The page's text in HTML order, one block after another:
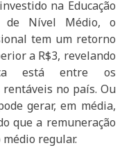
na Educação
de Nível Médio, o
tem um retorno
a R$3, revelando
está entre os
no país. Ou
gerar, em média,
que a remuneração
regular.